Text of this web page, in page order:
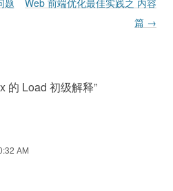
题
Web 前端优化最佳实践之 内容
篇 →
的 Load 初级解释”
AM